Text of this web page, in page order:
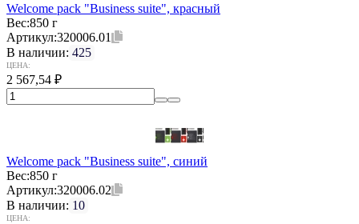
Welcome pack "Business suite", красный
Вес:850 г
Артикул:320006.01
В наличии: 425
ЦЕНА:
2 567,54 ₽
Welcome pack "Business suite", синий
Вес:850 г
Артикул:320006.02
В наличии: 10
ЦЕНА: